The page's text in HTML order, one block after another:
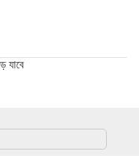
যাবে